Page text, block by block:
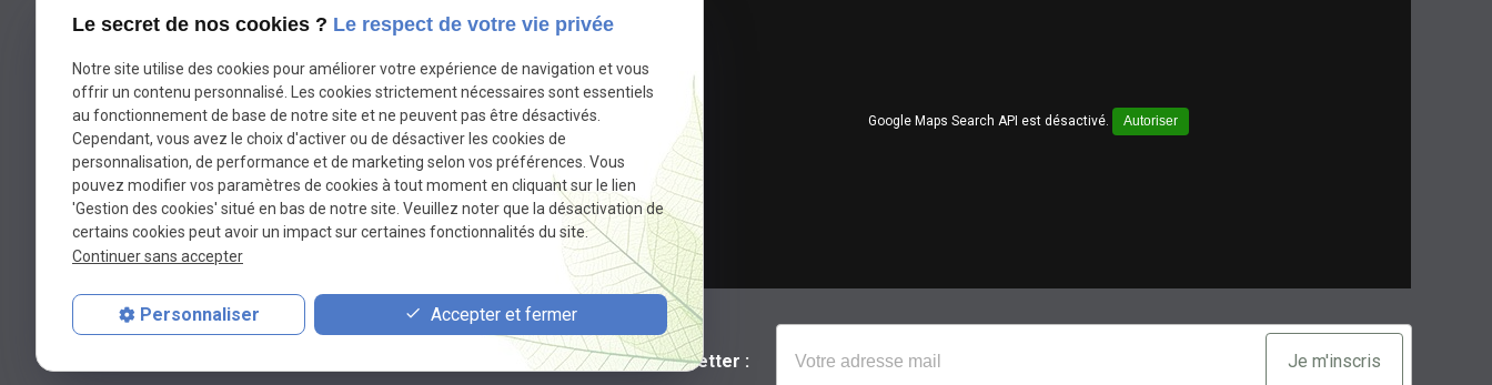
place
175 Impasse de Taussane Nord
13140 MIRAMAS
mail contact@beledam-electricite.fr
Google Maps Search API est désactivé. Autoriser
Newsletter :
Le secret de nos cookies ? Le respect de votre vie privée
Notre site utilise des cookies pour améliorer votre expérience de navigation et vous
offrir un contenu personnalisé. Les cookies strictement nécessaires sont essentiels
au fonctionnement de base de notre site et ne peuvent pas être désactivés.
Cependant, vous avez le choix d'activer ou de désactiver les cookies de
personnalisation, de performance et de marketing selon vos préférences. Vous
pouvez modifier vos paramètres de cookies à tout moment en cliquant sur le lien
'Gestion des cookies' situé en bas de notre site. Veuillez noter que la désactivation de
certains cookies peut avoir un impact sur certaines fonctionnalités du site.
Continuer sans accepter
Personnaliser Accepter et fermer